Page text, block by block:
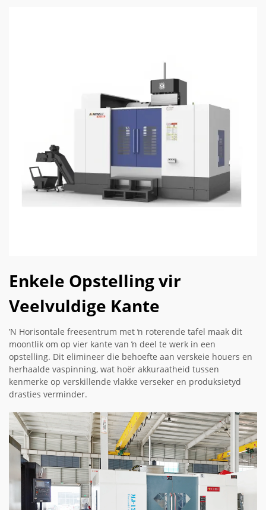
Enkele Opstelling vir
Veelvuldige Kante
ʼN Horisontale freesentrum met ŉ roterende tafel maak dit
moontlik om op vier kante van ŉ deel te werk in een
opstelling. Dit elimineer die behoefte aan verskeie houers en
herhaalde vaspinning, wat hoër akkuraatheid tussen
kenmerke op verskillende vlakke verseker en produksietyd
drasties verminder.